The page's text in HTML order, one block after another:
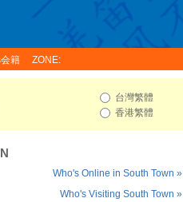
籍 ZONE:
台灣繁體
香港繁體
Who's Online in South Town »
Who's Visiting South Town »